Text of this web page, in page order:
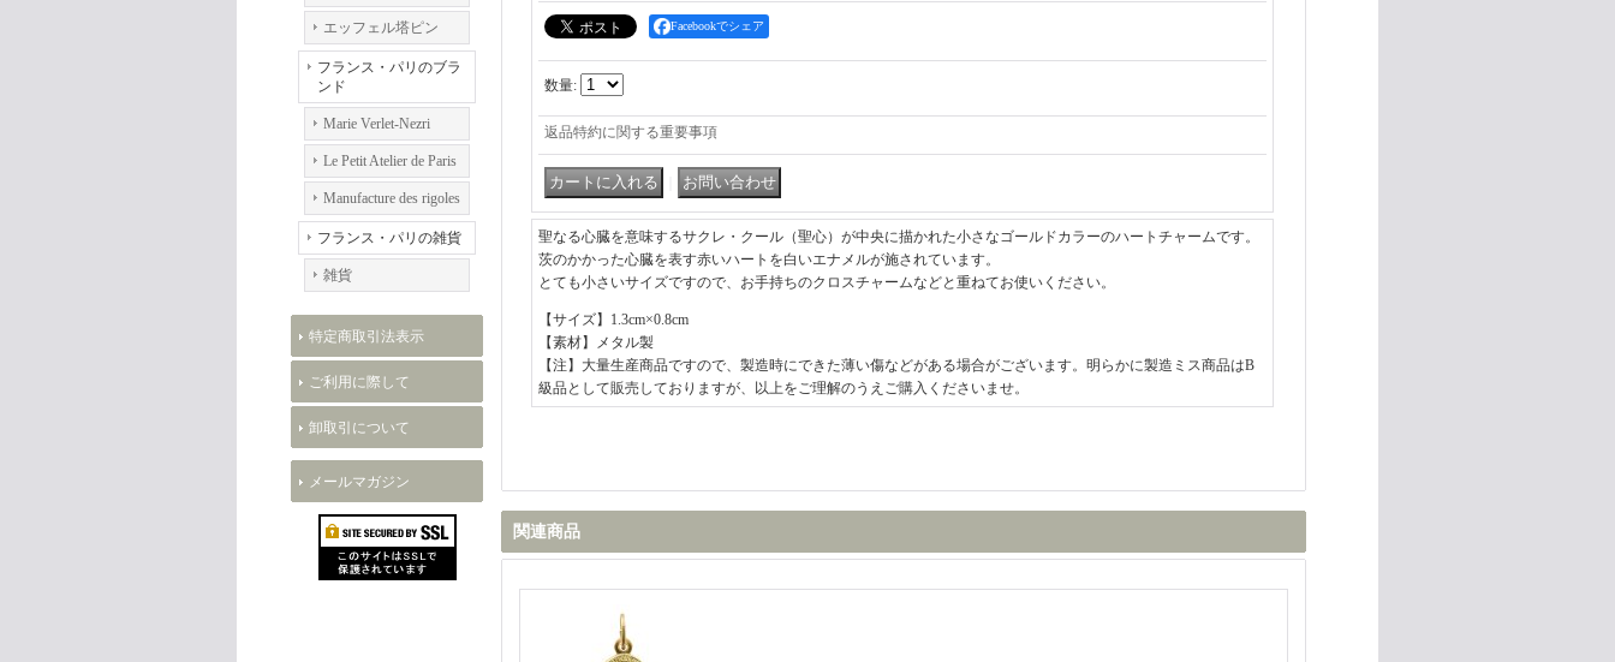
エッフェル塔ピン
フランス・パリのブラ
ンド
Marie Verlet-Nezri
Le Petit Atelier de Paris
Manufacture des rigoles
フランス・パリの雑貨
雑貨
特定商取引法表示
ご利用に際して
卸取引について
メールマガジン
Facebookでシェア
数量:
返品特約に関する重要事項
聖なる心臓を意味するサクレ・クール（聖心）が中央に描かれた小さなゴールドカラーのハートチャームです。
茨のかかった心臓を表す赤いハートを白いエナメルが施されています。
とても小さいサイズですので、お手持ちのクロスチャームなどと重ねてお使いください。
【サイズ】1.3cm×0.8cm
【素材】メタル製
【注】大量生産商品ですので、製造時にできた薄い傷などがある場合がございます。明らかに製造ミス商品はB
級品として販売しておりますが、以上をご理解のうえご購入くださいませ。
関連商品